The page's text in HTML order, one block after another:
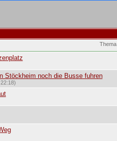
Thema
Stöckheim noch die Busse fuhren